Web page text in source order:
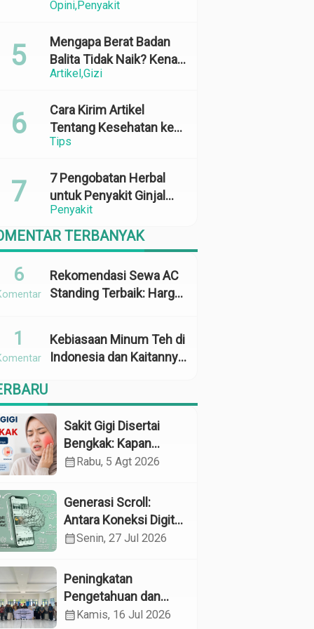
Opini Penyakit
Perubahan Cuaca yang
ArtikelGizi
Mengapa Berat Badan
Balita Tidak Naik? Kenali
Penyebab dan Solusinya
Tips
Cara Kirim Artikel
Tentang Kesehatan ke
Media Online: 100%
Penyakit
7 Pengobatan Herbal
untuk Penyakit Ginjal
yang Terbukti Efektif
dan Aman
TERBANYAK
Rekomendasi Sewa AC
Standing Terbaik: Harga,
6
Kebiasaan Minum Teh di
Indonesia dan Kaitannya
Anemia
1
Sakit Gigi Disertai
Bengkak: Kapan
Harus Khawatir dan
Dilakukan?
calendar_monthRabu, 5 Agt 2026
Generasi Scroll:
Antara Koneksi Digital
dan Kerapuhan
calendar_monthSenin, 27 Jul 2026
Peningkatan
Pengetahuan dan
Perilaku Pemeliharaan
calendar_monthKamis, 16 Jul 2026